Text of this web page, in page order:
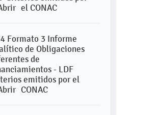
el CONAC
Formato 3 Informe
de Obligaciones
de
- LDF
emitidos por el
CONAC